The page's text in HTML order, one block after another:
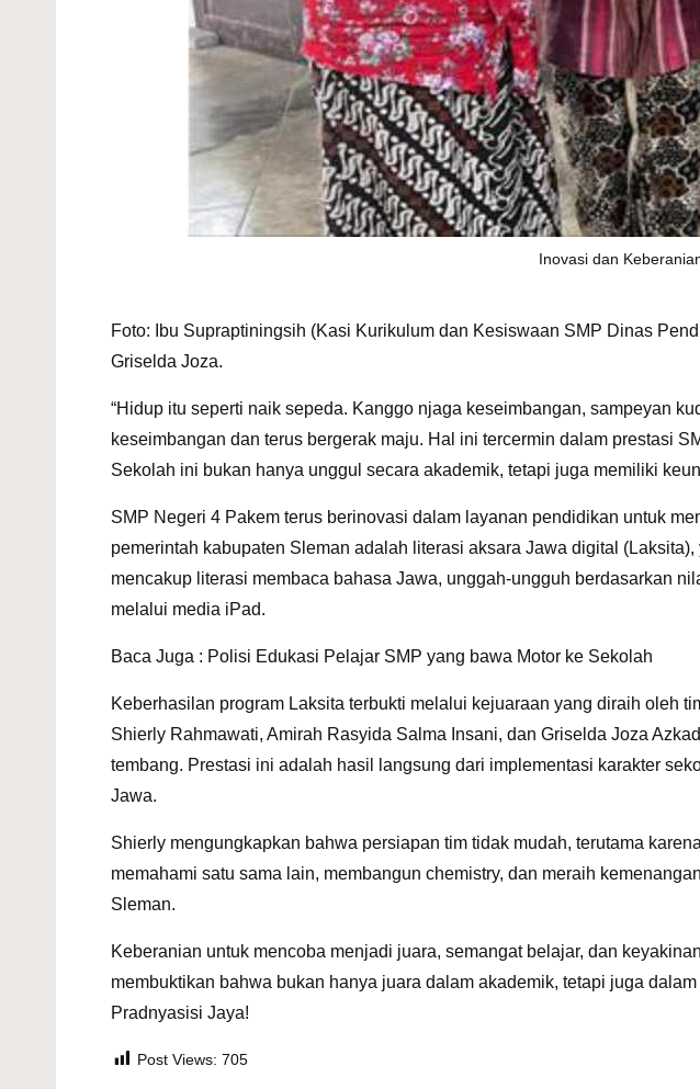
Inovasi dan
Foto: Ibu Supraptiningsih (Kasi Kurikulum dan Kesiswaan SMP Dinas
Griselda Joza.
“Hidup itu seperti naik sepeda. Kanggo njaga keseimbangan, sampeyan
keseimbangan dan terus bergerak maju. Hal ini tercermin dalam prestasi
Sekolah ini bukan hanya unggul secara akademik, tetapi juga memiliki
SMP Negeri 4 Pakem terus berinovasi dalam layanan pendidikan untuk
pemerintah kabupaten Sleman adalah literasi aksara Jawa digital
mencakup literasi membaca bahasa Jawa, unggah-ungguh berdasarkan
melalui media iPad.
Baca Juga : Polisi Edukasi Pelajar SMP yang bawa Motor ke Sekolah
Keberhasilan program Laksita terbukti melalui kejuaraan yang diraih oleh
Shierly Rahmawati, Amirah Rasyida Salma Insani, dan Griselda Joza
tembang. Prestasi ini adalah hasil langsung dari implementasi karakter
Jawa.
Shierly mengungkapkan bahwa persiapan tim tidak mudah, terutama
memahami satu sama lain, membangun chemistry, dan meraih
Sleman.
Keberanian untuk mencoba menjadi juara, semangat belajar, dan
membuktikan bahwa bukan hanya juara dalam akademik, tetapi juga
Pradnyasisi Jaya!
Post Views: 705